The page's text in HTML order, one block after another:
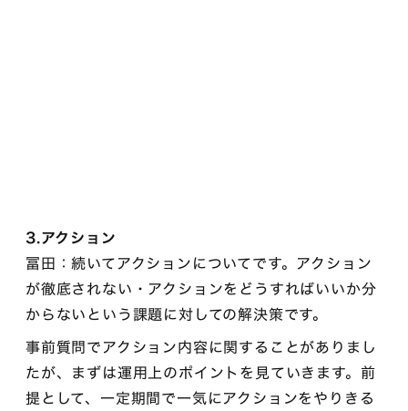
3.アクション
冨田：続いてアクションについてです。アクション
が徹底されない・アクションをどうすればいいか分
からないという課題に対しての解決策です。
事前質問でアクション内容に関することがありまし
たが、まずは運用上のポイントを見ていきます。前
提として、一定期間で一気にアクションをやりきる